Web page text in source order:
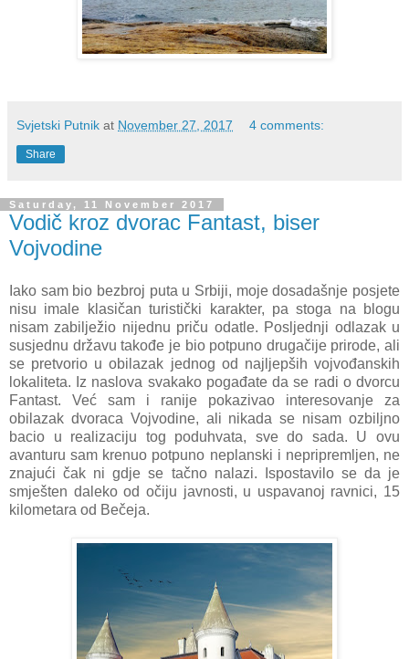
Svjetski Putnik at November 27, 2017 4 comments:
Share
Saturday, 11 November 2017
Vodič kroz dvorac Fantast, biser
Vojvodine
Iako sam bio bezbroj puta u Srbiji, moje dosadašnje posjete
nisu imale klasičan turistički karakter, pa stoga na blogu
nisam zabilježio nijednu priču odatle. Posljednji odlazak u
susjednu državu takođe je bio potpuno drugačije prirode, ali
se pretvorio u obilazak jednog od najljepših vojvođanskih
lokaliteta. Iz naslova svakako pogađate da se radi o dvorcu
Fantast. Već sam i ranije pokazivao interesovanje za
obilazak dvoraca Vojvodine, ali nikada se nisam ozbiljno
bacio u realizaciju tog poduhvata, sve do sada. U ovu
avanturu sam krenuo potpuno neplanski i nepripremljen, ne
znajući čak ni gdje se tačno nalazi. Ispostavilo se da je
smješten daleko od očiju javnosti, u uspavanoj ravnici, 15
kilometara od Bečeja.